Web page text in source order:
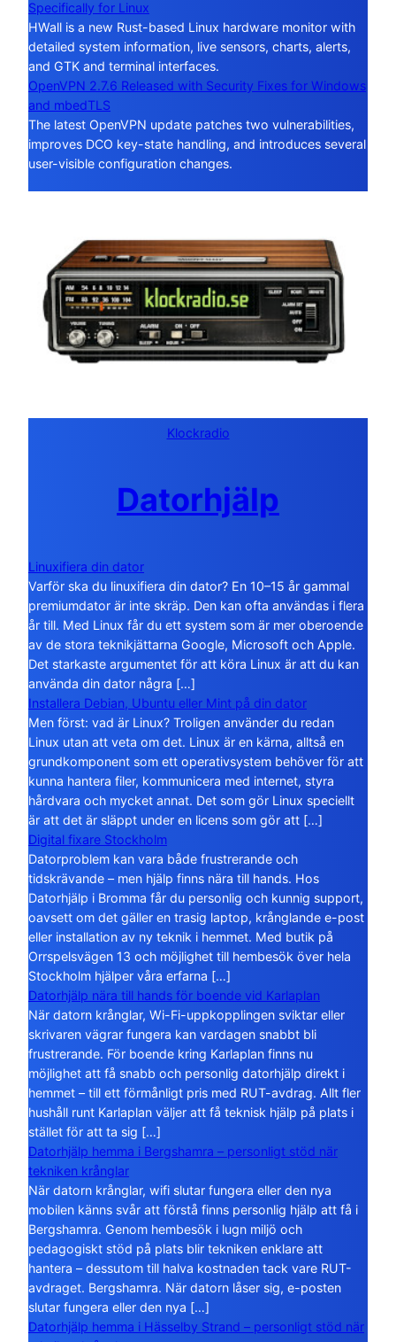
Specifically for Linux
HWall is a new Rust-based Linux hardware monitor with
detailed system information, live sensors, charts, alerts,
and GTK and terminal interfaces.
OpenVPN 2.7.6 Released with Security Fixes for Windows
and mbedTLS
The latest OpenVPN update patches two vulnerabilities,
improves DCO key-state handling, and introduces several
user-visible configuration changes.
Klockradio
Datorhjälp
Linuxifiera din dator
Varför ska du linuxifiera din dator? En 10–15 år gammal
premiumdator är inte skräp. Den kan ofta användas i flera
år till. Med Linux får du ett system som är mer oberoende
av de stora teknikjättarna Google, Microsoft och Apple.
Det starkaste argumentet för att köra Linux är att du kan
använda din dator några […]
Installera Debian, Ubuntu eller Mint på din dator
Men först: vad är Linux? Troligen använder du redan
Linux utan att veta om det. Linux är en kärna, alltså en
grundkomponent som ett operativsystem behöver för att
kunna hantera filer, kommunicera med internet, styra
hårdvara och mycket annat. Det som gör Linux speciellt
är att det är släppt under en licens som gör att […]
Digital fixare Stockholm
Datorproblem kan vara både frustrerande och
tidskrävande – men hjälp finns nära till hands. Hos
Datorhjälp i Bromma får du personlig och kunnig support,
oavsett om det gäller en trasig laptop, krånglande e-post
eller installation av ny teknik i hemmet. Med butik på
Orrspelsvägen 13 och möjlighet till hembesök över hela
Stockholm hjälper våra erfarna […]
Datorhjälp nära till hands för boende vid Karlaplan
När datorn krånglar, Wi-Fi-uppkopplingen sviktar eller
skrivaren vägrar fungera kan vardagen snabbt bli
frustrerande. För boende kring Karlaplan finns nu
möjlighet att få snabb och personlig datorhjälp direkt i
hemmet – till ett förmånligt pris med RUT-avdrag. Allt fler
hushåll runt Karlaplan väljer att få teknisk hjälp på plats i
stället för att ta sig […]
Datorhjälp hemma i Bergshamra – personligt stöd när
tekniken krånglar
När datorn krånglar, wifi slutar fungera eller den nya
mobilen känns svår att förstå finns personlig hjälp att få i
Bergshamra. Genom hembesök i lugn miljö och
pedagogiskt stöd på plats blir tekniken enklare att
hantera – dessutom till halva kostnaden tack vare RUT-
avdraget. Bergshamra. När datorn låser sig, e-posten
slutar fungera eller den nya […]
Datorhjälp hemma i Hässelby Strand – personligt stöd när